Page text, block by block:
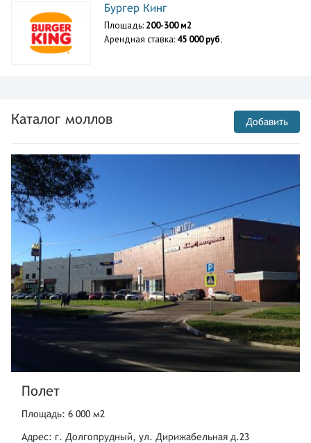
Бургер Кинг
Площадь: 200-300 м2
Арендная ставка: 45 000 руб.
Каталог моллов Добавить
Полет
Площадь: 6 000 м2
Адрес: г. Долгопрудный, ул. Дирижабельная д.23